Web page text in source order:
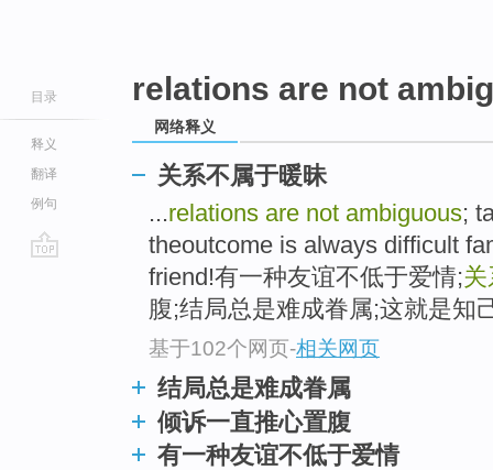
目录
释义
翻译
例句
relations are not
网络释义
关系不属于暖昧
...relations are not ambiguous;
theoutcome is always difficult
friend!有一种友谊不低于爱情;
腹;结局总是难成眷属;这就是知
基于102个网页-相关网页
结局总是难成眷属
倾诉一直推心置腹
有一种友谊不低于爱情